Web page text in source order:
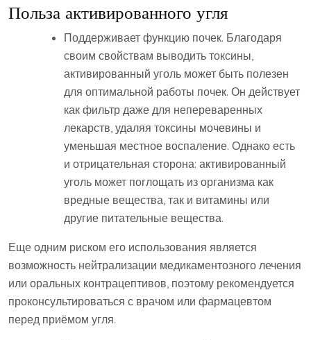
Польза активированного угля
Поддерживает функцию почек. Благодаря
своим свойствам выводить токсины,
активированный уголь может быть полезен
для оптимальной работы почек. Он действует
как фильтр даже для непереваренных
лекарств, удаляя токсины мочевины и
уменьшая местное воспаление. Однако есть
и отрицательная сторона: активированный
уголь может поглощать из организма как
вредные вещества, так и витамины или
другие питательные вещества.
Еще одним риском его использования является
возможность нейтрализации медикаментозного лечения
или оральных контрацептивов, поэтому рекомендуется
проконсультироваться с врачом или фармацевтом
перед приёмом угля.